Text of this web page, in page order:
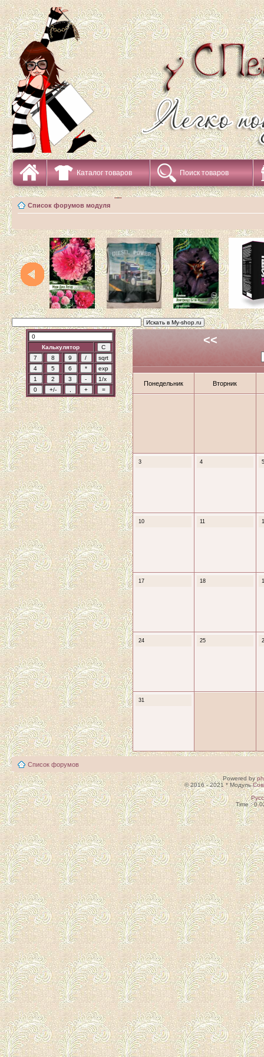
Каталог товаров Поиск товаров
Список форумов модуля
Калькулятор
<<
Понедельник Вторник
3 4 5
10 11
17 18
24 25
31
Список форумов
Powered by
© 2016 - 2021 * Модуль
Time :